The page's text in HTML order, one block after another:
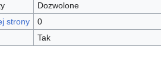
Dozwolone
strony
0
Tak